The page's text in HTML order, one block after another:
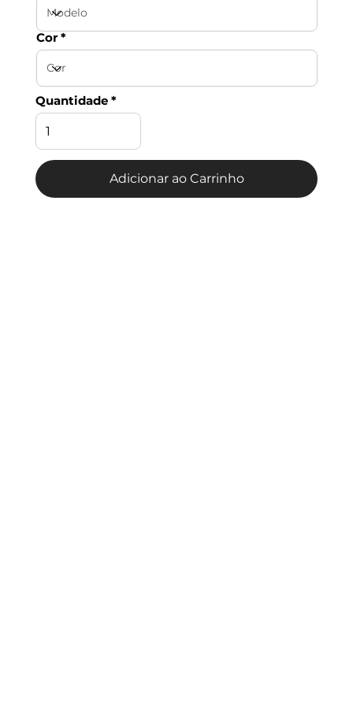
Cor
Quantidade
Adicionar ao Carrinho